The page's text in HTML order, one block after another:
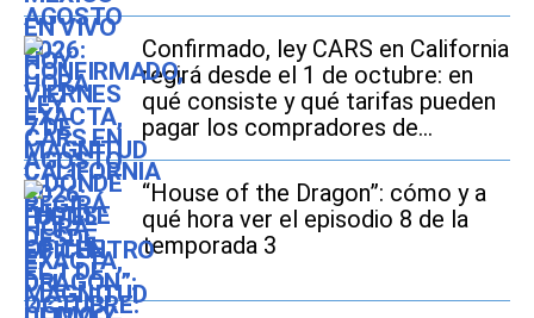
Confirmado, ley CARS en California
regirá desde el 1 de octubre: en
qué consiste y qué tarifas pueden
pagar los compradores de
vehículos usados
“House of the Dragon”: cómo y a
qué hora ver el episodio 8 de la
temporada 3